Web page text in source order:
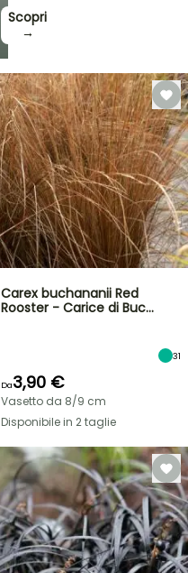
Scopri
→
Carex buchananii Red
Rooster - Carice di Buc…
31
Da3,90 €
Vasetto da 8/9 cm
Disponibile in 2 taglie